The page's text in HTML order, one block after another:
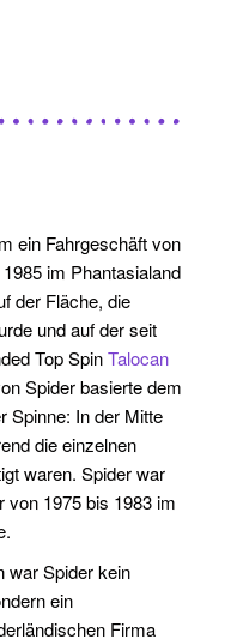
ein Fahrgeschäft von
im Phantasialand
der Fläche, die
und auf der seit
Top SpinTalocan
Spider basierte dem
Spinne: In der Mitte
die einzelnen
waren. Spider war
von 1975 bis 1983 im
war Spider kein
ein
Firma